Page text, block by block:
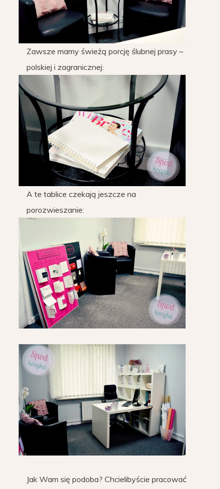
Zawsze mamy świeżą porcję ślubnej prasy –
polskiej i zagranicznej:
A te tablice czekają jeszcze na
porozwieszanie:
Jak Wam się podoba? Chcielibyście pracować